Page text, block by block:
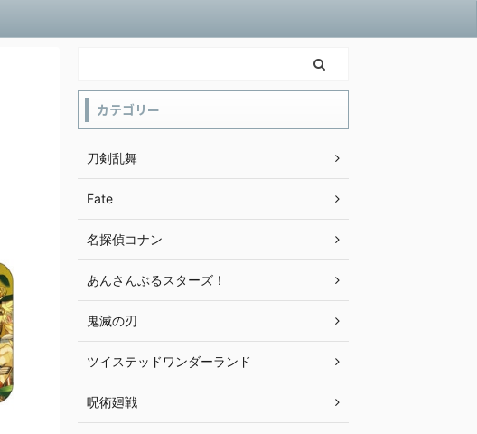
カテゴリー
刀剣乱舞
Fate
名探偵コナン
あんさんぶるスターズ！
鬼滅の刃
ツイステッドワンダーランド
呪術廻戦